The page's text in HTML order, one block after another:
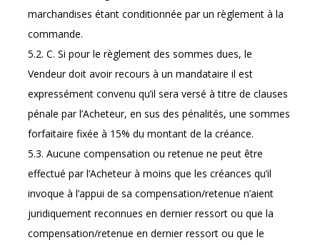
marchandises étant conditionnée par un règlement à la
commande.
5.2. C. Si pour le règlement des sommes dues, le
Vendeur doit avoir recours à un mandataire il est
expressément convenu qu’il sera versé à titre de clauses
pénale par l’Acheteur, en sus des pénalités, une sommes
forfaitaire fixée à 15% du montant de la créance.
5.3. Aucune compensation ou retenue ne peut être
effectué par l’Acheteur à moins que les créances qu’il
invoque à l’appui de sa compensation/retenue n’aient
juridiquement reconnues en dernier ressort ou que la
compensation/retenue en dernier ressort ou que le